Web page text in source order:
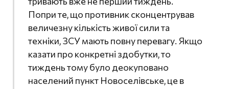
Попри те, що противник сконцентрував
величезну кількість живої сили та
техніки, ЗСУ мають повну перевагу. Якщо
казати про конкретні здобутки, то
тиждень тому було деокуповано
населений пункт Новоселівське, це в